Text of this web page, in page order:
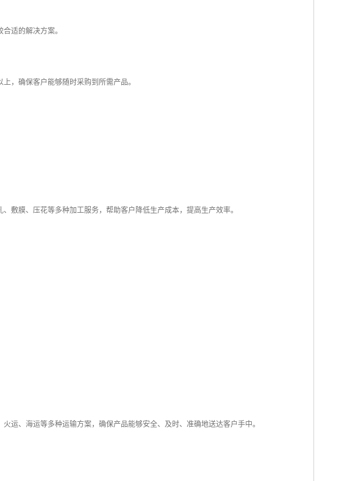
适的解决方案。
，确保客户能够随时采购到所需产品。
敷膜、压花等多种加工服务，帮助客户降低生产成本，提高生产效率。
运、海运等多种运输方案，确保产品能够安全、及时、准确地送达客户手中。